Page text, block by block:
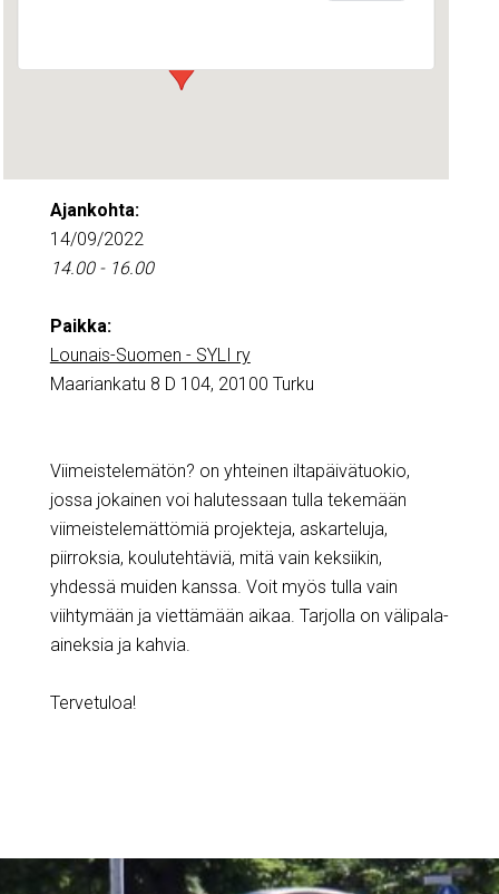
Ajankohta:
14/09/2022
14.00 - 16.00
Paikka:
Lounais-Suomen - SYLI ry
Maariankatu 8 D 104, 20100 Turku
Viimeistelemätön? on yhteinen iltapäivätuokio,
jossa jokainen voi halutessaan tulla tekemään
viimeistelemättömiä projekteja, askarteluja,
piirroksia, koulutehtäviä, mitä vain keksiikin,
yhdessä muiden kanssa. Voit myös tulla vain
viihtymään ja viettämään aikaa. Tarjolla on välipala-
aineksia ja kahvia.
Tervetuloa!